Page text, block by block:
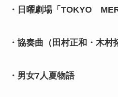
・日曜劇場「TOKYO MER
・協奏曲（田村正和・木村
・男女7人夏物語